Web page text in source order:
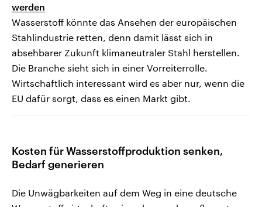
werden
Wasserstoff könnte das Ansehen der europäischen
Stahlindustrie retten, denn damit lässt sich in
absehbarer Zukunft klimaneutraler Stahl herstellen.
Die Branche sieht sich in einer Vorreiterrolle.
Wirtschaftlich interessant wird es aber nur, wenn die
EU dafür sorgt, dass es einen Markt gibt.
Kosten für Wasserstoffproduktion senken,
Bedarf generieren
Die Unwägbarkeiten auf dem Weg in eine deutsche